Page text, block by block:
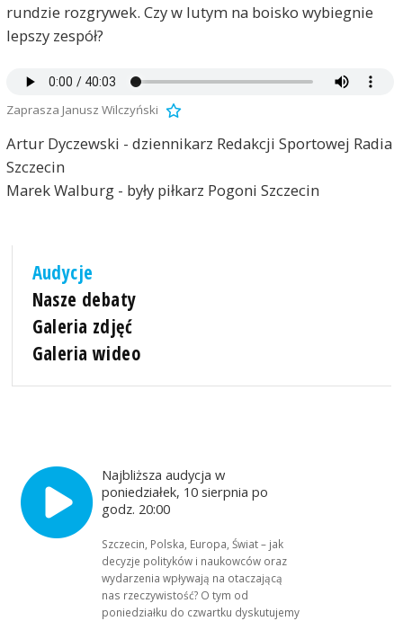
rundzie rozgrywek. Czy w lutym na boisko wybiegnie
lepszy zespół?
Zaprasza Janusz Wilczyński
Artur Dyczewski - dziennikarz Redakcji Sportowej Radia
Szczecin
Marek Walburg - były piłkarz Pogoni Szczecin
Audycje
Nasze debaty
Galeria zdjęć
Galeria wideo
Najbliższa audycja w
poniedziałek, 10 sierpnia po
godz. 20:00
Szczecin, Polska, Europa, Świat – jak
decyzje polityków i naukowców oraz
wydarzenia wpływają na otaczającą
nas rzeczywistość? O tym od
poniedziałku do czwartku dyskutujemy